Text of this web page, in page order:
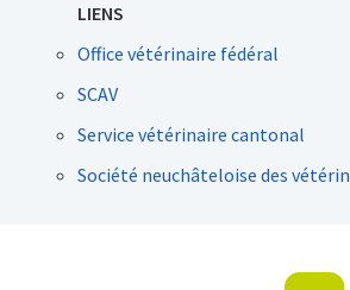
LIENS
Office vétérinaire fédéral
SCAV
Service vétérinaire cantonal
Société neuchâteloise des